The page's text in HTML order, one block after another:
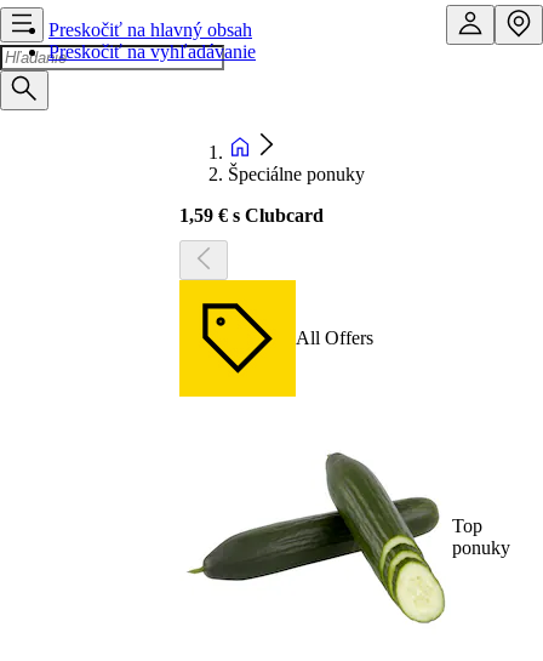
Preskočiť na hlavný obsah
Preskočiť na vyhľadávanie
Špeciálne ponuky
1,59 € s Clubcard
All Offers
Top
ponuky